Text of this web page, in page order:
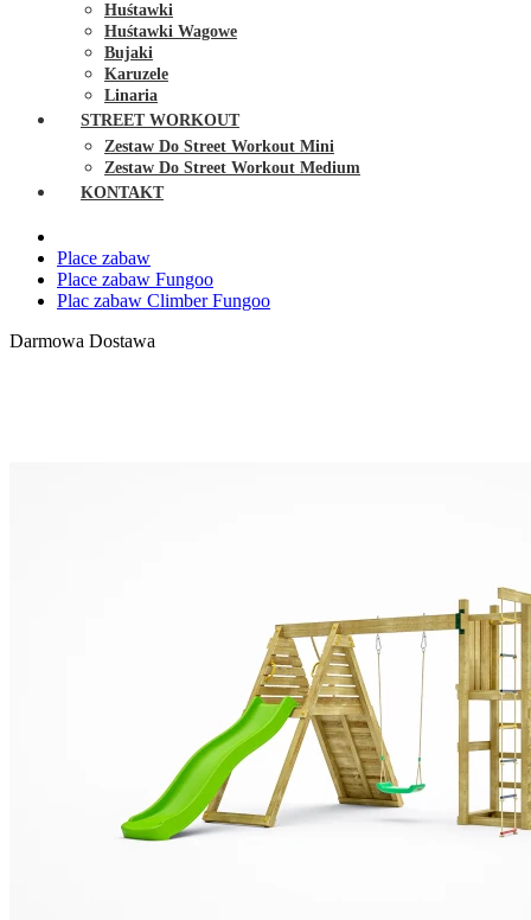
Huśtawki
Huśtawki Wagowe
Bujaki
Karuzele
Linaria
STREET WORKOUT
Zestaw Do Street Workout Mini
Zestaw Do Street Workout Medium
KONTAKT
Place zabaw
Place zabaw Fungoo
Plac zabaw Climber Fungoo
Darmowa Dostawa